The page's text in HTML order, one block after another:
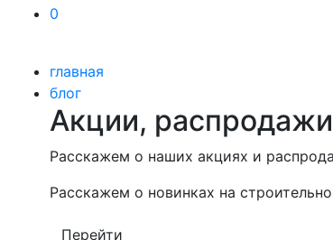
0
главная
блог
Акции,
Расскажем о наших акциях и
Расскажем о новинках на
Перейти